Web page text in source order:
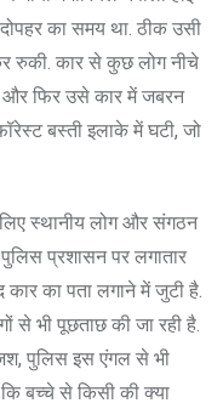
का समय था. ठीक उसी
कार से कुछ लोग नीचे
फिर उसे कार में जबरन
बस्ती इलाके में घटी, जो
स्थानीय लोग और संगठन
प्रशासन पर लगातार
कार का पता लगाने में जुटी है.
से भी पूछताछ की जा रही है.
पुलिस इस एंगल से भी
बच्चे से किसी की क्या